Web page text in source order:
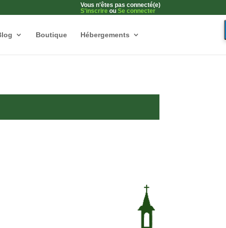
Vous n'êtes pas connecté(e)
S'inscrire ou Se connecter
Boutique Hébergements